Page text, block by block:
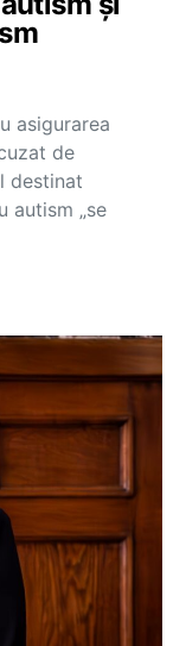
asigurarea
de
destinat
autism „se